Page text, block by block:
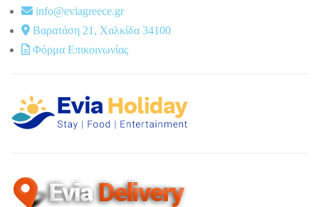
info@eviagreece.gr
Βαρατάση 21, Χαλκίδα 34100
Φόρμα Επικοινωνίας